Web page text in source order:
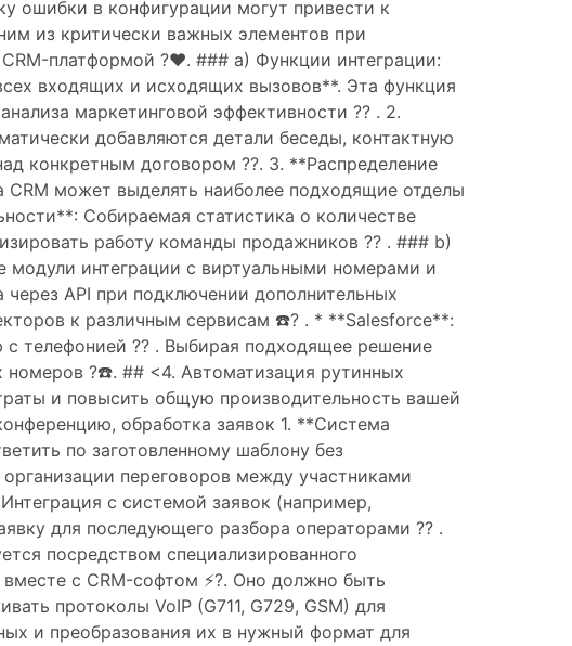
ошибки в конфигурации могут привести к
из критически важных элементов при
платформой ?❤️. ### a) Функции интеграции:
входящих и исходящих вызовов**. Эта функция
маркетинговой эффективности ?? . 2.
добавляются детали беседы, контактную
конкретным договором ??️. 3. **Распределение
может выделять наиболее подходящие отделы
Собираемая статистика о количестве
работу команды продажников ?? . ### b)
интеграции с виртуальными номерами и
API при подключении дополнительных
к различным сервисам ☎️? . * **Salesforce**:
телефонией ?? . Выбирая подходящее решение
?☎️. ## <4. Автоматизация рутинных
и повысить общую производительность вашей
обработка заявок 1. **Система
по заготовленному шаблону без
переговоров между участниками
с системой заявок (например,
для последующего разбора операторами ?? .
посредством специализированного
с CRM-софтом ⚡?. Оно должно быть
протоколы VoIP (G711, G729, GSM) для
и преобразования их в нужный формат для